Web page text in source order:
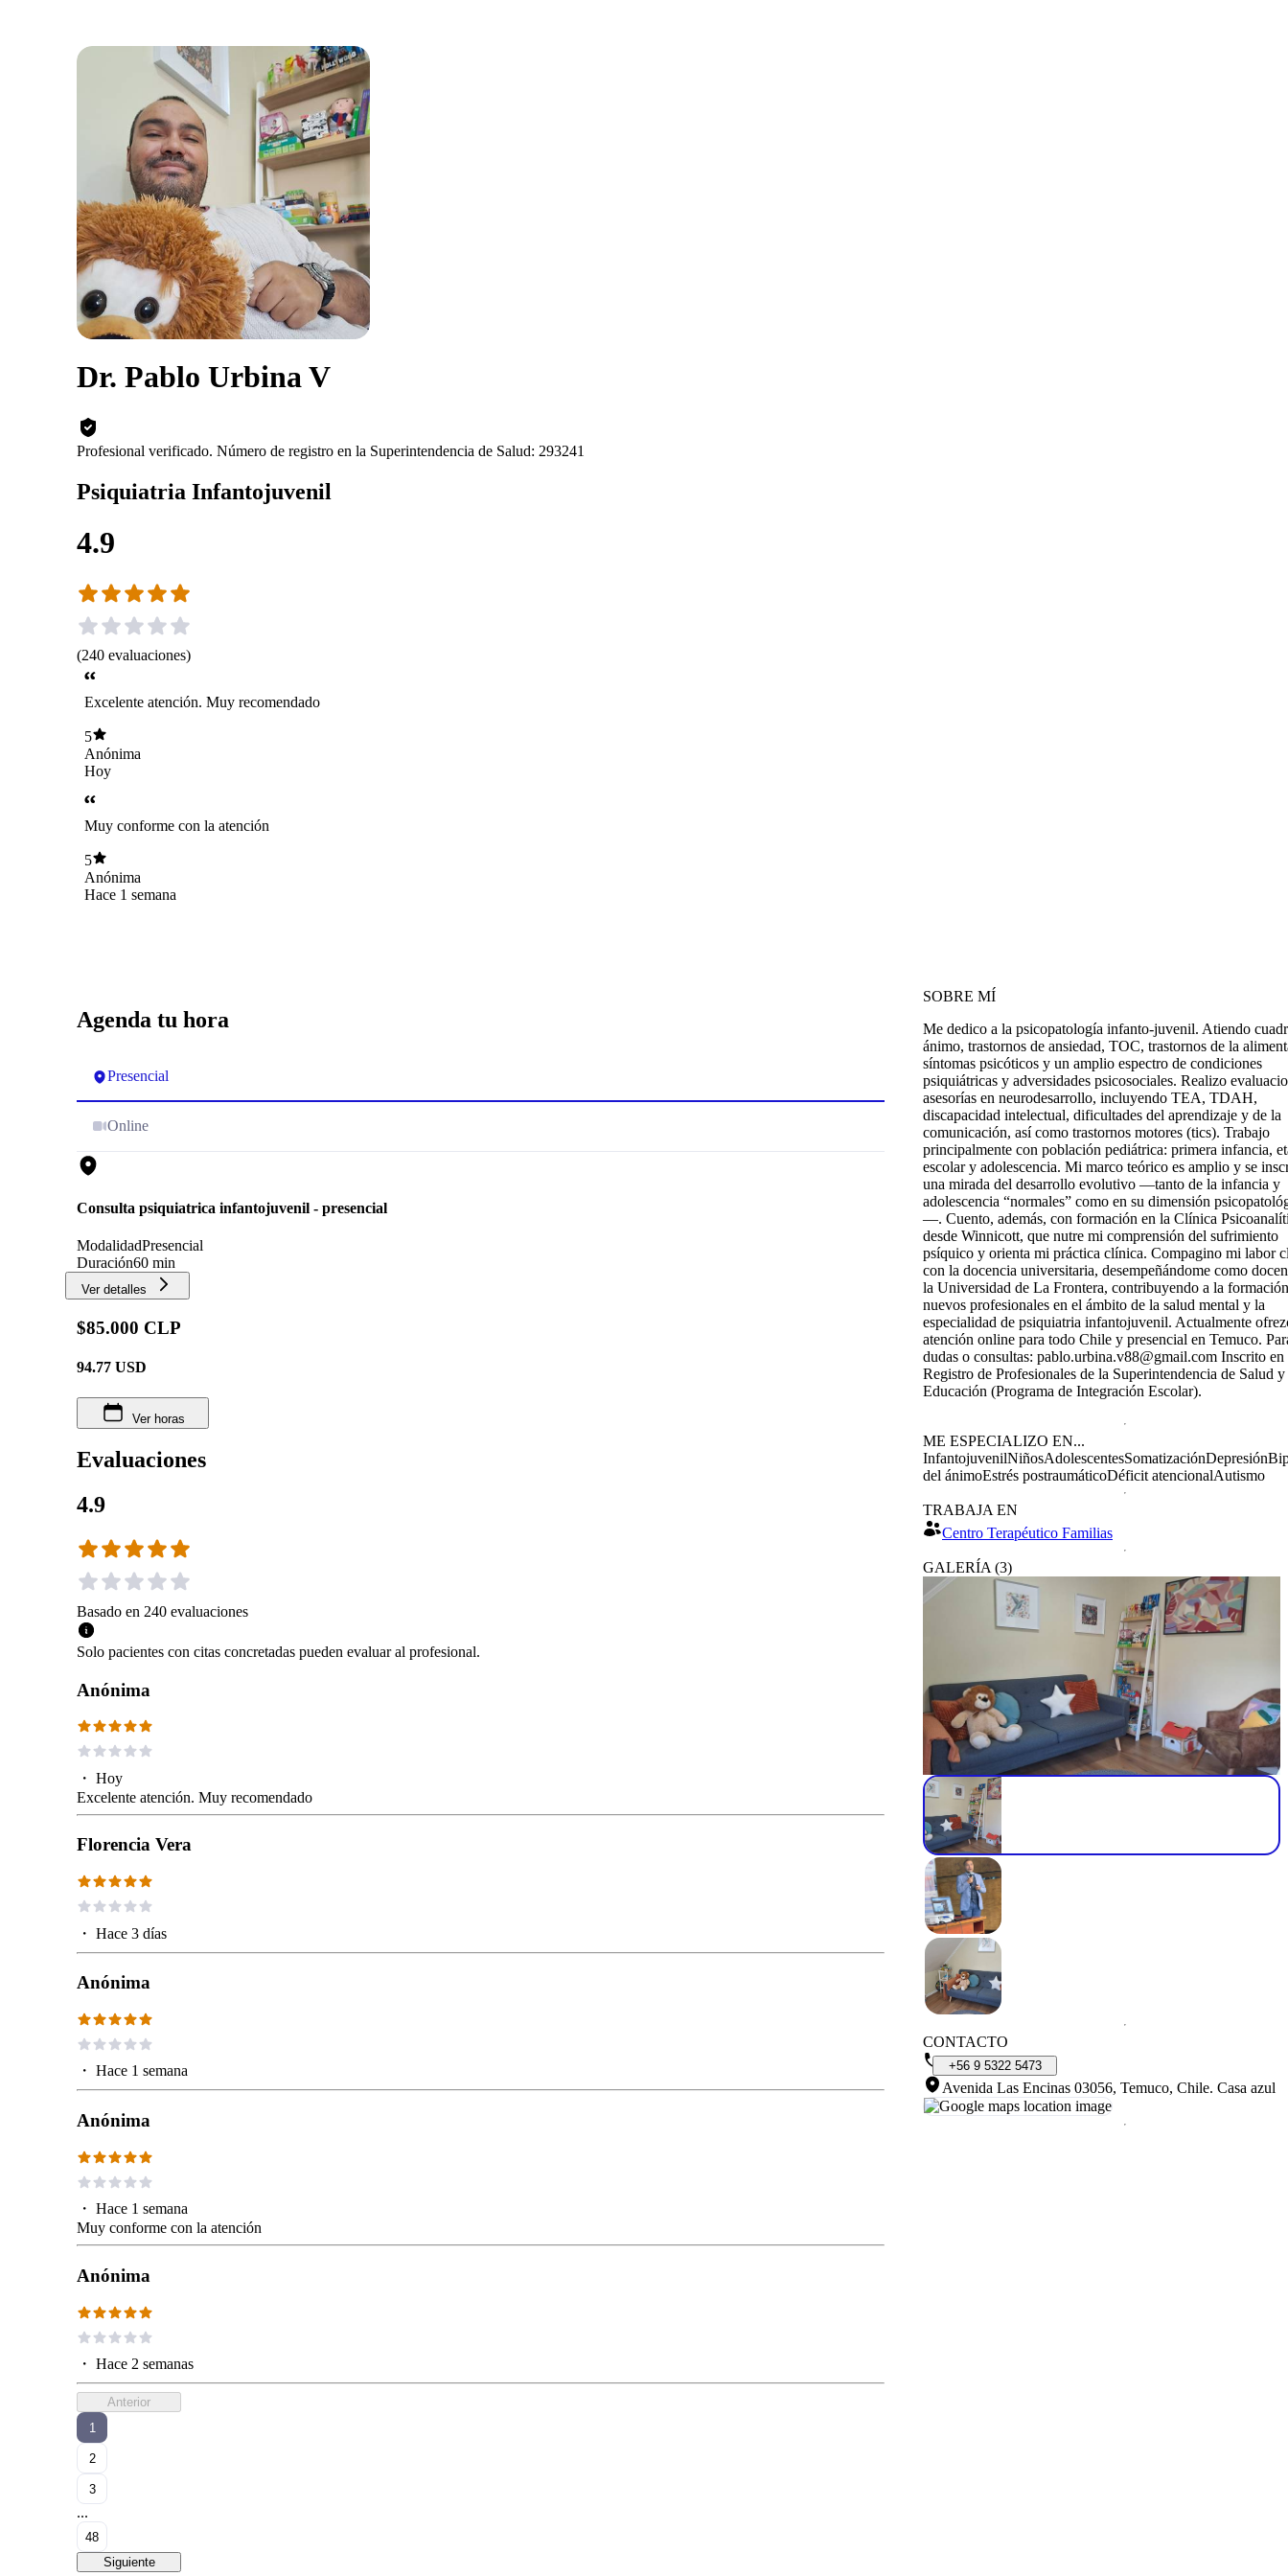
Dr. Pablo Urbina V
Profesional verificado. Número de registro en la Superintendencia de Salud: 293241
Psiquiatria Infantojuvenil
4.9
(240 evaluaciones)
Excelente atención. Muy recomendado
5
Anónima
Hoy
Muy conforme con la atención
5
Anónima
Hace 1 semana
Agenda tu hora
Presencial
Online
Consulta psiquiatrica infantojuvenil - presencial
ModalidadPresencial
Duración60 min
Ver detalles
$85.000 CLP
94.77 USD
Ver horas
Evaluaciones
4.9
Basado en 240 evaluaciones
Solo pacientes con citas concretadas pueden evaluar al profesional.
Anónima
・ Hoy
Excelente atención. Muy recomendado
Florencia Vera
・ Hace 3 días
Anónima
・ Hace 1 semana
Anónima
・ Hace 1 semana
Muy conforme con la atención
Anónima
・ Hace 2 semanas
Anterior
1
2
3
...
48
Siguiente
SOBRE MÍ
Me dedico a la psicopatología infanto-juvenil. Atiendo
ánimo, trastornos de ansiedad, TOC, trastornos de la
síntomas psicóticos y un amplio espectro de condiciones
psiquiátricas y adversidades psicosociales. Realizo
asesorías en neurodesarrollo, incluyendo TEA, TDAH,
discapacidad intelectual, dificultades del aprendizaje y de la
comunicación, así como trastornos motores (tics). Trabajo
principalmente con población pediátrica: primera infancia,
escolar y adolescencia. Mi marco teórico es amplio y se
una mirada del desarrollo evolutivo —tanto de la infancia y
adolescencia “normales” como en su dimensión
—. Cuento, además, con formación en la Clínica
desde Winnicott, que nutre mi comprensión del sufrimiento
psíquico y orienta mi práctica clínica. Compagino mi labor
con la docencia universitaria, desempeñándome como
la Universidad de La Frontera, contribuyendo a la
nuevos profesionales en el ámbito de la salud mental y la
especialidad de psiquiatria infantojuvenil. Actualmente
atención online para todo Chile y presencial en Temuco.
dudas o consultas: pablo.urbina.v88@gmail.com Inscrito en
Registro de Profesionales de la Superintendencia de Salud y
Educación (Programa de Integración Escolar).
ME ESPECIALIZO EN...
InfantojuvenilNiñosAdolescentesSomatizaciónDepresión
del ánimoEstrés postraumáticoDéficit atencionalAutismo
TRABAJA EN
Centro Terapéutico Familias
GALERÍA (3)
CONTACTO
+56 9 5322 5473
Avenida Las Encinas 03056, Temuco, Chile. Casa azul